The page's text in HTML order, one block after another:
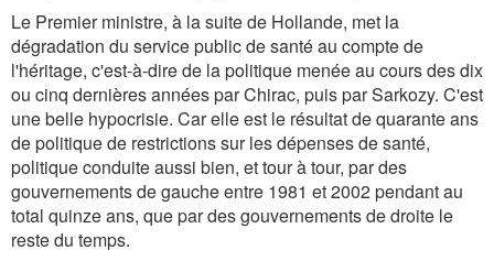
Le Premier ministre, à la suite de Hollande, met la
dégradation du service public de santé au compte de
l'héritage, c'est-à-dire de la politique menée au cours des dix
ou cinq dernières années par Chirac, puis par Sarkozy. C'est
une belle hypocrisie. Car elle est le résultat de quarante ans
de politique de restrictions sur les dépenses de santé,
politique conduite aussi bien, et tour à tour, par des
gouvernements de gauche entre 1981 et 2002 pendant au
total quinze ans, que par des gouvernements de droite le
reste du temps.